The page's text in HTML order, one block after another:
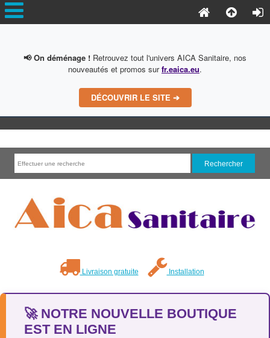
📢 On déménage ! Retrouvez tout l'univers AICA Sanitaire, nos
nouveautés et promos surfr.eaica.eu.
DÉCOUVRIR LE SITE ➔
Livraison gratuite Installation
🚀 NOTRE NOUVELLE BOUTIQUE
EST EN LIGNE